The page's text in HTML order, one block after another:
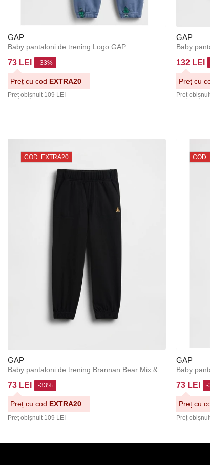
GAP
Baby pantaloni de trening Logo GAP
73 LEI
Preț obișnuit 109 LEI
-33%
Preț cu cod EXTRA20
GAP
Baby
132 LEI
Preț
Preț cu
COD: EXTRA20
GAP
73 LEI
Preț obișnuit 109 LEI
-33%
Preț cu cod EXTRA20
COD:
GAP
Baby
73 LEI
Preț
-
Preț cu